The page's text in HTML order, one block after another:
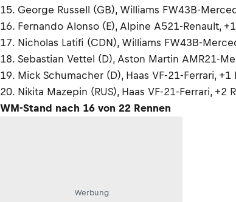
15. George Russell (GB), Williams FW43B-
16. Fernando Alonso (E), Alpine A521-Renault,
17. Nicholas Latifi (CDN), Williams FW43B-
18. Sebastian Vettel (D), Aston Martin AMR21-
19. Mick Schumacher (D), Haas VF-21-Ferrari, +1
20. Nikita Mazepin (RUS), Haas VF-21-Ferrari, +2
WM-Stand nach 16 von 22 Rennen
Werbung